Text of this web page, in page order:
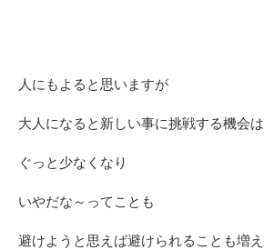
人にもよると思いますが
大人になると新しい事に挑戦する機会は
ぐっと少なくなり
いやだな～ってことも
避けようと思えば避けられることも増え